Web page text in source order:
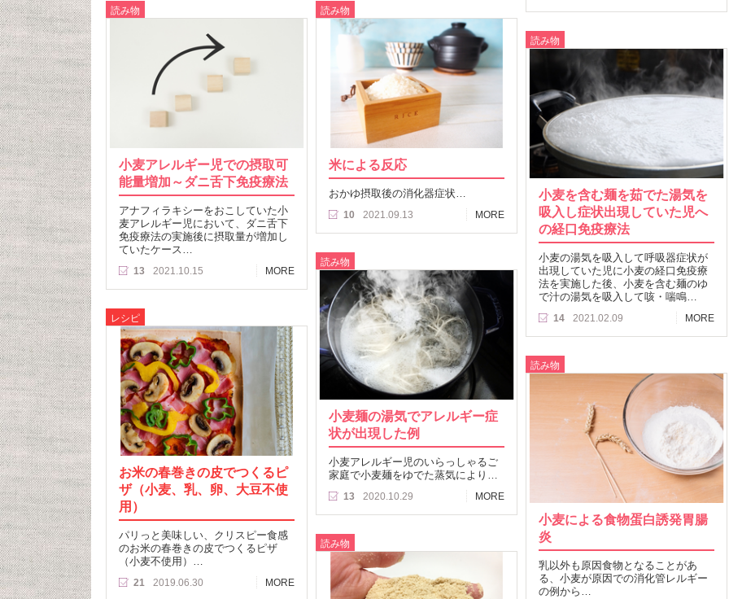
読み物
小麦アレルギー児での摂取可
能量増加～ダニ舌下免疫療法
アナフィラキシーをおこしていた小
麦アレルギー児において、ダニ舌下
免疫療法の実施後に摂取量が増加し
ていたケース…
13 2021.10.15 MORE
読み物
米による反応
おかゆ摂取後の消化器症状…
10 2021.09.13 MORE
読み物
小麦を含む麺を茹でた湯気を
吸入し症状出現していた児へ
の経口免疫療法
小麦の湯気を吸入して呼吸器症状が
出現していた児に小麦の経口免疫療
法を実施した後、小麦を含む麺のゆ
で汁の湯気を吸入して咳・喘鳴…
14 2021.02.09 MORE
読み物
小麦麺の湯気でアレルギー症
状が出現した例
小麦アレルギー児のいらっしゃるご
家庭で小麦麺をゆでた蒸気により…
13 2020.10.29 MORE
レシピ
お米の春巻きの皮でつくるピ
ザ（小麦、乳、卵、大豆不使
用）
パリっと美味しい、クリスピー食感
のお米の春巻きの皮でつくるピザ
（小麦不使用）…
21 2019.06.30 MORE
読み物
小麦による食物蛋白誘発胃腸
炎
乳以外も原因食物となることがあ
る、小麦が原因での消化管レルギー
の例から…
読み物